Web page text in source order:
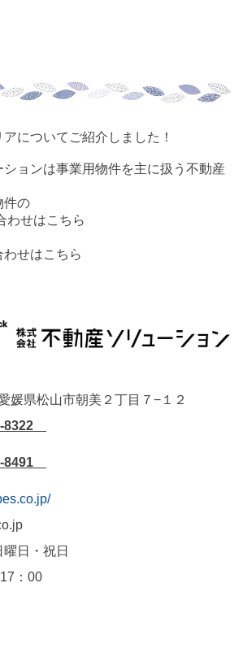
についてご紹介しました！
ョンは事業用物件を主に扱う不動産
件の
わせはこちら
せはこちら
県松山市朝美２丁目７−１２
8322
8491
日・祝日
：00